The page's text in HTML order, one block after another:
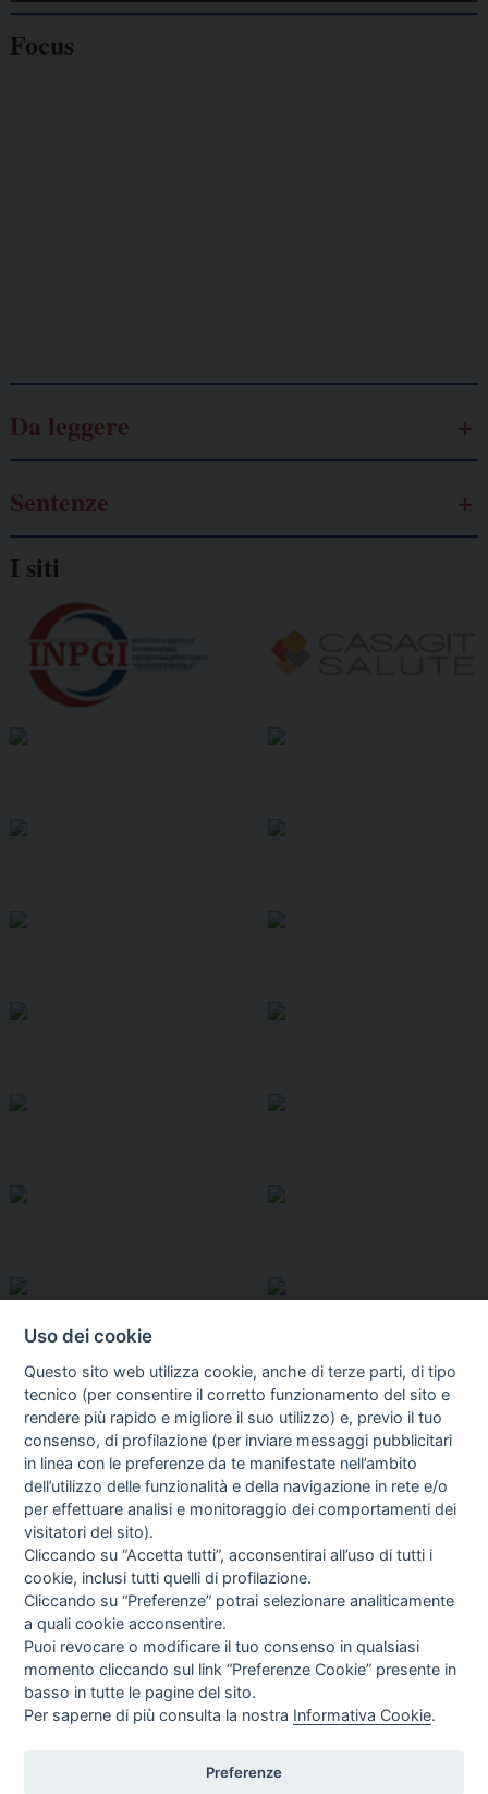
Focus
Da leggere
Sentenze
I siti
I libri Vedi tutti
Direttrice Responsabile: Alessandra Costante | Registrazione al Tribunale Civile
Uso dei cookie
Questo sito web utilizza cookie, anche di terze parti, di tipo
tecnico (per consentire il corretto funzionamento del sito e
rendere più rapido e migliore il suo utilizzo) e, previo il tuo
consenso, di profilazione (per inviare messaggi pubblicitari
in linea con le preferenze da te manifestate nell’ambito
dell’utilizzo delle funzionalità e della navigazione in rete e/o
per effettuare analisi e monitoraggio dei comportamenti dei
visitatori del sito).
Cliccando su “Accetta tutti”, acconsentirai all’uso di tutti i
cookie, inclusi tutti quelli di profilazione.
Cliccando su “Preferenze” potrai selezionare analiticamente
a quali cookie acconsentire.
Puoi revocare o modificare il tuo consenso in qualsiasi
momento cliccando sul link “Preferenze Cookie” presente in
basso in tutte le pagine del sito.
Per saperne di più consulta la nostra Informativa Cookie.
Preferenze